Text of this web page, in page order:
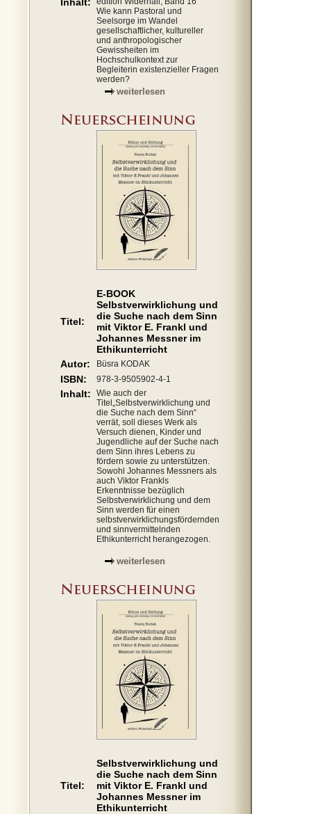
Wie kann Pastoral und
Seelsorge im Wandel
gesellschaftlicher, kultureller
und anthropologischer
Gewissheiten im
Hochschulkontext zur
Begleiterin existenzieller Fragen
werden?
weiterlesen
Titel:
E-BOOK
Selbstverwirklichung und
die Suche nach dem Sinn
mit Viktor E. Frankl und
Johannes Messner im
Ethikunterricht
Autor:
Büsra KODAK
ISBN: 978-3-9505902-4-1
Inhalt:
Wie auch der
Titel„Selbstverwirklichung und
die Suche nach dem Sinn“
verrät, soll dieses Werk als
Versuch dienen, Kinder und
Jugendliche auf der Suche nach
dem Sinn ihres Lebens zu
fördern sowie zu unterstützen.
Sowohl Johannes Messners als
auch Viktor Frankls
Erkenntnisse bezüglich
Selbstverwirklichung und dem
Sinn werden für einen
selbstverwirklichungsfördernden
und sinnvermittelnden
Ethikunterricht herangezogen.
weiterlesen
Titel:
Selbstverwirklichung und
die Suche nach dem Sinn
mit Viktor E. Frankl und
Johannes Messner im
Ethikunterricht